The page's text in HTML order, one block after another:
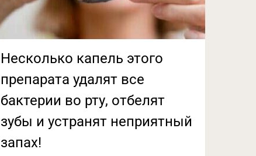
Несколько капель этого
препарата удалят все
бактерии во рту, отбелят
зубы и устранят неприятный
запах!